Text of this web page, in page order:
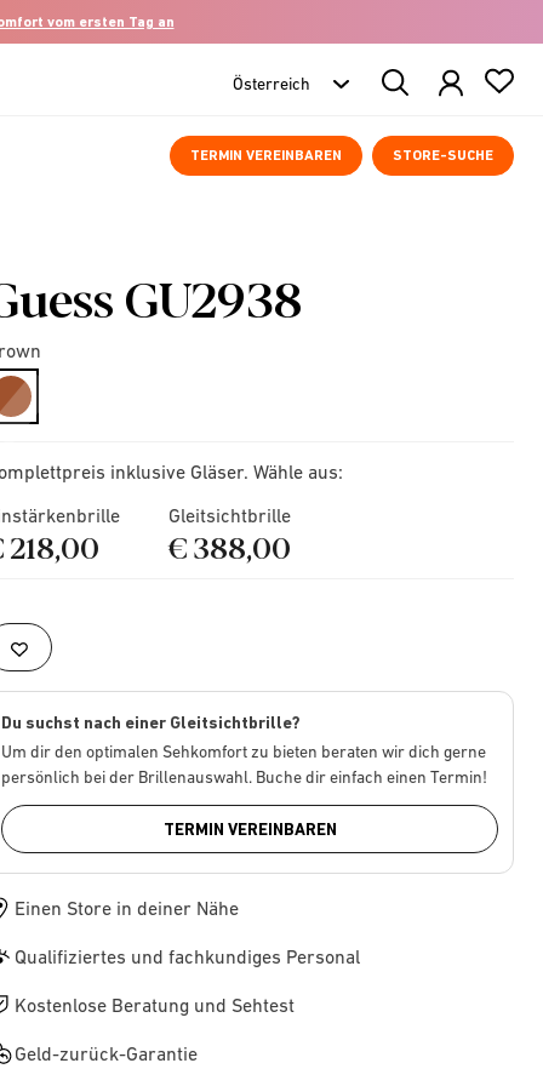
vom ersten Tag an
Search
Products
TERMIN VEREINBAREN STORE-SUCHE
GU2938
selected
inklusive Gläser. Wähle aus:
218,00
Gleitsichtbrille
€ 388,00
Du suchst nach einer Gleitsichtbrille?
Um dir den optimalen Sehkomfort zu bieten beraten wir dich gerne
persönlich bei der Brillenauswahl. Buche dir einfach einen Termin!
TERMIN VEREINBAREN
Einen Store in deiner Nähe
Qualifiziertes und fachkundiges Personal
Kostenlose Beratung und Sehtest
Geld-zurück-Garantie